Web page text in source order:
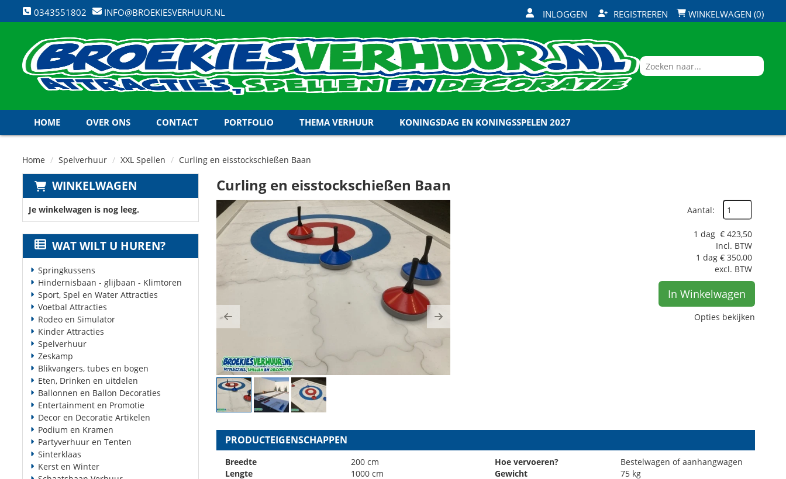
0343551802 INFO@BROEKIESVERHUUR.NL INLOGGEN REGISTREREN WINKELWAGEN (0)
HOME OVER ONS CONTACT PORTFOLIO THEMA VERHUUR KONINGSDAG EN KONINGSSPELEN 2027
Home Spelverhuur XXL Spellen Curling en eisstockschießen Baan
WINKELWAGEN
Je winkelwagen is nog leeg.
WAT WILT U HUREN?
Springkussens
Hindernisbaan - glijbaan - Klimtoren
Sport, Spel en Water Attracties
Voetbal Attracties
Rodeo en Simulator
Kinder Attracties
Spelverhuur
Zeskamp
Blikvangers, tubes en bogen
Eten, Drinken en uitdelen
Ballonnen en Ballon Decoraties
Entertainment en Promotie
Decor en Decoratie Artikelen
Podium en Kramen
Partyverhuur en Tenten
Sinterklaas
Kerst en Winter
Curling en eisstockschießen Baan
Previous Next
Aantal:
1 dag € 423,50
Incl. BTW
1 dag € 350,00
excl. BTW
In Winkelwagen
Opties bekijken
PRODUCTEIGENSCHAPPEN
Breedte
200 cm
Lengte
1000 cm
Hoe vervoeren?
Bestelwagen of aanhangwagen
Gewicht
75 kg